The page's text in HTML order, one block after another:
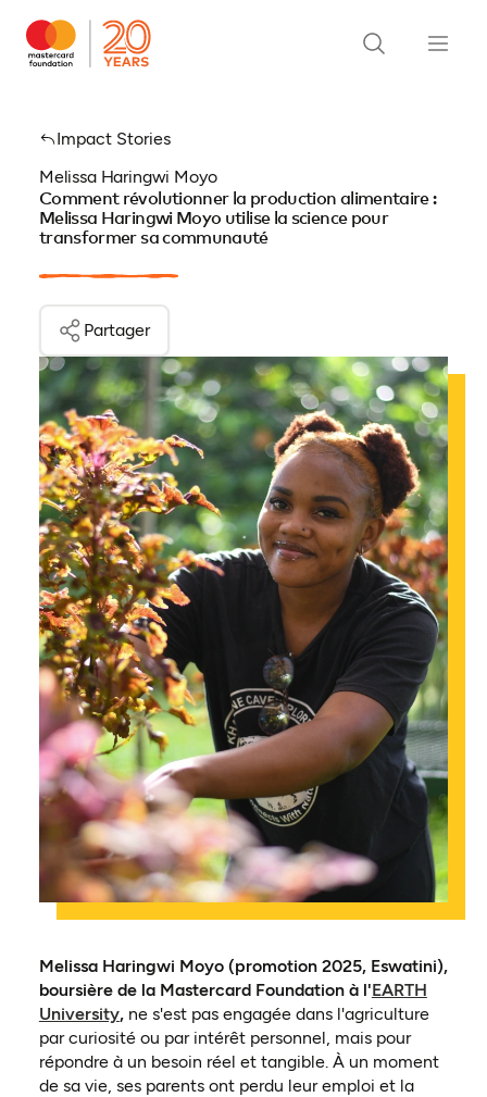
Impact Stories
Melissa Haringwi Moyo
Comment révolutionner la production alimentaire :
Melissa Haringwi Moyo utilise la science pour
transformer sa communauté
Partager
Melissa Haringwi Moyo (promotion 2025, Eswatini),
boursière de la Mastercard Foundation à l'EARTH
University,ne s'est pas engagée dans l'agriculture
par curiosité ou par intérêt personnel, mais pour
répondre à un besoin réel et tangible. À un moment
de sa vie, ses parents ont perdu leur emploi et la